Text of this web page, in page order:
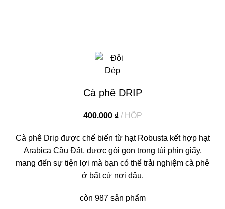
Cà phê DRIP
400.000 ₫ HỘP
Cà phê Drip được chế biến từ hạt Robusta kết hợp hạt
Arabica Cầu Đất, được gói gọn trong túi phin giấy,
mang đến sự tiện lợi mà bạn có thể trải nghiệm cà phê
ở bất cứ nơi đâu.
còn 987 sản phẩm